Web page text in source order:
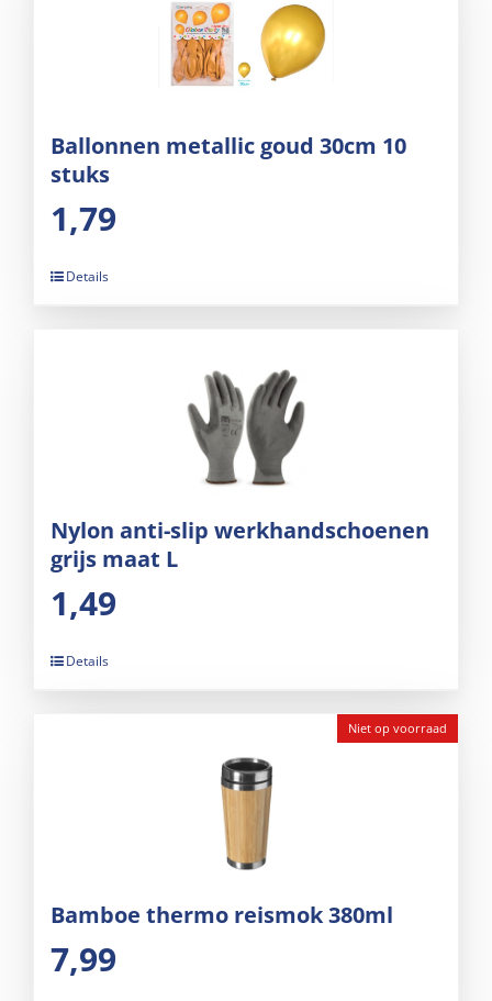
Ballonnen metallic goud 30cm 10
stuks
1,79
Details
Nylon anti-slip werkhandschoenen
grijs maat L
1,49
Details
Niet op voorraad
Bamboe thermo reismok 380ml
7,99